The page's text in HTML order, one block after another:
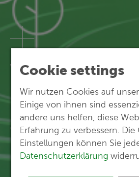
Cookie settings
Wir nutzen Cookies auf
Einige von ihnen sind
andere uns helfen, diese
Erfahrung zu verbessern. Die
Einstellungen können Sie
Datenschutzerklärung
We open up
new
Our references